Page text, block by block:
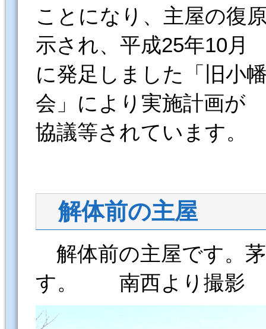
ことになり、主屋の復
示され、平成25年10月
に発足しました「旧小
会」により実施計画が
協議等されています。
解体前の主屋
解体前の主屋です。
す。 南西より撮影